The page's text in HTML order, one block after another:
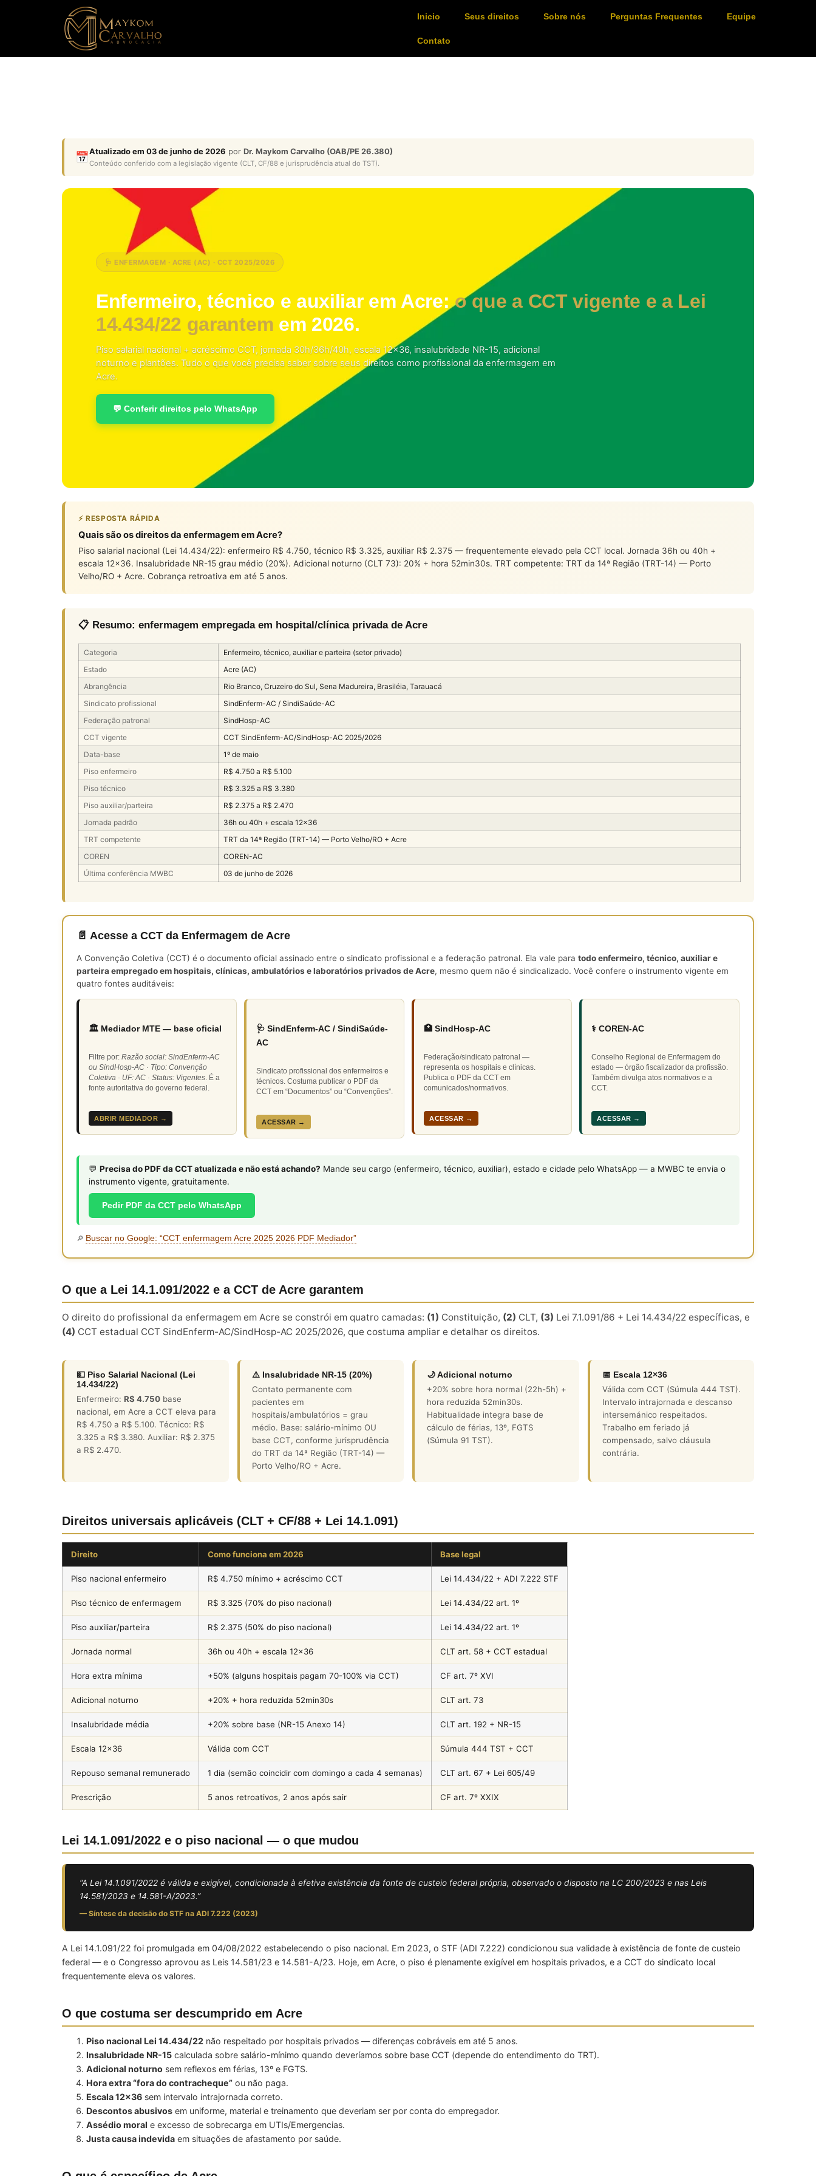
Inicio Seus direitos Sobre nós Perguntas Frequentes Equipe
Contato
📅Atualizado em 03 de junho de 2026 por Dr. Maykom Carvalho (OAB/PE 26.380)
Conteúdo conferido com a legislação vigente (CLT, CF/88 e jurisprudência atual do TST).
🩺 ENFERMAGEM · ACRE (AC) · CCT 2025/2026
Enfermeiro, técnico e auxiliar em Acre:o que a CCT vigente e a Lei
14.434/22 garantem em 2026.
Piso salarial nacional + acréscimo CCT, jornada 30h/36h/40h, escala 12×36, insalubridade NR-15, adicional
noturno e plantões. Tudo o que você precisa saber sobre seus direitos como profissional da enfermagem em
Acre.
💬 Conferir direitos pelo WhatsApp
⚡ RESPOSTA RÁPIDA
Quais são os direitos da enfermagem em Acre?
Piso salarial nacional (Lei 14.434/22): enfermeiro R$ 4.750, técnico R$ 3.325, auxiliar R$ 2.375 — frequentemente elevado pela CCT local. Jornada 36h ou 40h +
escala 12×36. Insalubridade NR-15 grau médio (20%). Adicional noturno (CLT 73): 20% + hora 52min30s. TRT competente: TRT da 14ª Região (TRT-14) — Porto
Velho/RO + Acre. Cobrança retroativa em até 5 anos.
📋 Resumo: enfermagem empregada em hospital/clínica privada de Acre
Categoria
Enfermeiro, técnico, auxiliar e parteira (setor privado)
Estado
Acre (AC)
Abrangência
Rio Branco, Cruzeiro do Sul, Sena Madureira, Brasiléia, Tarauacá
Sindicato profissional
SindEnferm-AC / SindiSaúde-AC
Federação patronal
SindHosp-AC
CCT vigente
CCT SindEnferm-AC/SindHosp-AC 2025/2026
Data-base
1º de maio
Piso enfermeiro
R$ 4.750 a R$ 5.100
Piso técnico
R$ 3.325 a R$ 3.380
Piso auxiliar/parteira
R$ 2.375 a R$ 2.470
Jornada padrão
36h ou 40h + escala 12×36
TRT competente
TRT da 14ª Região (TRT-14) — Porto Velho/RO + Acre
COREN
COREN-AC
Última conferência MWBC
03 de junho de 2026
📄 Acesse a CCT da Enfermagem de Acre
A Convenção Coletiva (CCT) é o documento oficial assinado entre o sindicato profissional e a federação patronal. Ela vale para todo enfermeiro, técnico, auxiliar e
parteira empregado em hospitais, clínicas, ambulatórios e laboratórios privados de Acre, mesmo quem não é sindicalizado. Você confere o instrumento vigente em
quatro fontes auditáveis:
🏛️ Mediador MTE — base oficial
Filtre por: Razão social: SindEnferm-AC
ou SindHosp-AC · Tipo: Convenção
Coletiva · UF: AC · Status: Vigentes. É a
fonte autoritativa do governo federal.
ABRIR MEDIADOR →
🩺 SindEnferm-AC / SindiSaúde-
AC
Sindicato profissional dos enfermeiros e
técnicos. Costuma publicar o PDF da
CCT em “Documentos” ou “Convenções”.
ACESSAR →
🏥 SindHosp-AC
Federação/sindicato patronal —
representa os hospitais e clínicas.
Publica o PDF da CCT em
comunicados/normativos.
ACESSAR →
⚕️ COREN-AC
Conselho Regional de Enfermagem do
estado — órgão fiscalizador da profissão.
Também divulga atos normativos e a
CCT.
ACESSAR →
💬 Precisa do PDF da CCT atualizada e não está achando? Mande seu cargo (enfermeiro, técnico, auxiliar), estado e cidade pelo WhatsApp — a MWBC te envia o
instrumento vigente, gratuitamente.
Pedir PDF da CCT pelo WhatsApp
🔎 Buscar no Google: “CCT enfermagem Acre 2025 2026 PDF Mediador”
O que a Lei 14.1.091/2022 e a CCT de Acre garantem
O direito do profissional da enfermagem em Acre se constrói em quatro camadas: (1) Constituição, (2) CLT, (3) Lei 7.1.091/86 + Lei 14.434/22 específicas, e
(4) CCT estadual CCT SindEnferm-AC/SindHosp-AC 2025/2026, que costuma ampliar e detalhar os direitos.
💵 Piso Salarial Nacional (Lei
14.434/22)
Enfermeiro: R$ 4.750 base
nacional, em Acre a CCT eleva para
R$ 4.750 a R$ 5.100. Técnico: R$
3.325 a R$ 3.380. Auxiliar: R$ 2.375
a R$ 2.470.
⚠️ Insalubridade NR-15 (20%)
Contato permanente com
pacientes em
hospitais/ambulatórios = grau
médio. Base: salário-mínimo OU
base CCT, conforme jurisprudência
do TRT da 14ª Região (TRT-14) —
Porto Velho/RO + Acre.
🌙 Adicional noturno
+20% sobre hora normal (22h-5h) +
hora reduzida 52min30s.
Habitualidade integra base de
cálculo de férias, 13º, FGTS
(Súmula 91 TST).
📅 Escala 12×36
Válida com CCT (Súmula 444 TST).
Intervalo intrajornada e descanso
intersemánico respeitados.
Trabalho em feriado já
compensado, salvo cláusula
contrária.
Direitos universais aplicáveis (CLT + CF/88 + Lei 14.1.091)
Direito Como funciona em 2026 Base legal
Piso nacional enfermeiro R$ 4.750 mínimo + acréscimo CCT Lei 14.434/22 + ADI 7.222 STF
Piso técnico de enfermagem R$ 3.325 (70% do piso nacional) Lei 14.434/22 art. 1º
Piso auxiliar/parteira R$ 2.375 (50% do piso nacional) Lei 14.434/22 art. 1º
Jornada normal 36h ou 40h + escala 12×36 CLT art. 58 + CCT estadual
Hora extra mínima +50% (alguns hospitais pagam 70-100% via CCT) CF art. 7º XVI
Adicional noturno +20% + hora reduzida 52min30s CLT art. 73
Insalubridade média +20% sobre base (NR-15 Anexo 14) CLT art. 192 + NR-15
Escala 12×36 Válida com CCT Súmula 444 TST + CCT
Repouso semanal remunerado 1 dia (semão coincidir com domingo a cada 4 semanas) CLT art. 67 + Lei 605/49
Prescrição 5 anos retroativos, 2 anos após sair CF art. 7º XXIX
Lei 14.1.091/2022 e o piso nacional — o que mudou
“A Lei 14.1.091/2022 é válida e exigível, condicionada à efetiva existência da fonte de custeio federal própria, observado o disposto na LC 200/2023 e nas Leis
14.581/2023 e 14.581-A/2023.”
— Síntese da decisão do STF na ADI 7.222 (2023)
A Lei 14.1.091/22 foi promulgada em 04/08/2022 estabelecendo o piso nacional. Em 2023, o STF (ADI 7.222) condicionou sua validade à existência de fonte de custeio
federal — e o Congresso aprovou as Leis 14.581/23 e 14.581-A/23. Hoje, em Acre, o piso é plenamente exigível em hospitais privados, e a CCT do sindicato local
frequentemente eleva os valores.
O que costuma ser descumprido em Acre
Piso nacional Lei 14.434/22 não respeitado por hospitais privados — diferenças cobráveis em até 5 anos.
Insalubridade NR-15 calculada sobre salário-mínimo quando deveríamos sobre base CCT (depende do entendimento do TRT).
Adicional noturno sem reflexos em férias, 13º e FGTS.
Hora extra “fora do contracheque” ou não paga.
Escala 12×36 sem intervalo intrajornada correto.
Descontos abusivos em uniforme, material e treinamento que deveriam ser por conta do empregador.
Assédio moral e excesso de sobrecarga em UTIs/Emergencias.
Justa causa indevida em situações de afastamento por saúde.